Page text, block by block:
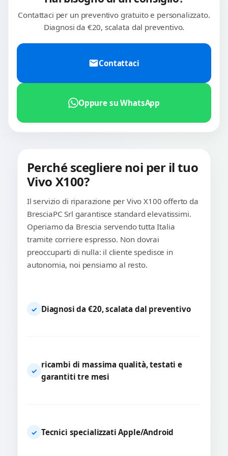
Contattaci per un preventivo gratuito e personalizzato.
Diagnosi da €20, scalata dal preventivo.
Contattaci
Oppure su WhatsApp
Perché scegliere noi per il tuo
Vivo X100?
Il servizio di riparazione per Vivo X100 offerto da
BresciaPC Srl garantisce standard elevatissimi.
Operiamo da Brescia servendo tutta Italia
tramite corriere espresso. Non dovrai
preoccuparti di nulla: il cliente spedisce in
autonomia, noi pensiamo al resto.
✓ Diagnosi da €20, scalata dal preventivo
✓
ricambi di massima qualità, testati e
garantiti tre mesi
✓ Tecnici specializzati Apple/Android